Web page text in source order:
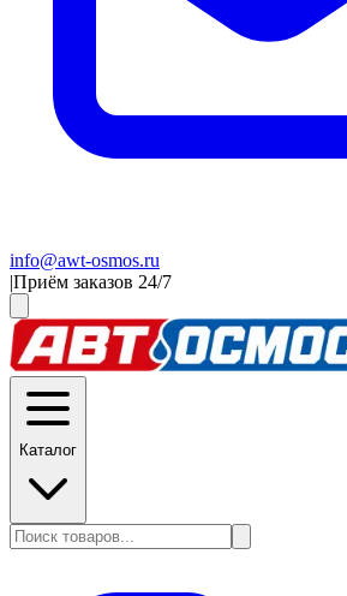
info@awt-osmos.ru
|Приём заказов 24/7
Каталог